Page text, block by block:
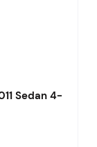
Sedan 4-